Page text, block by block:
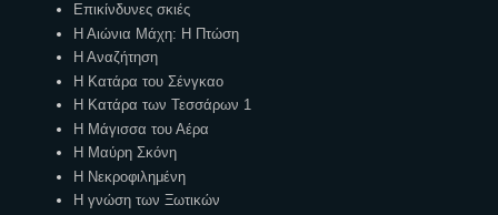
Επικίνδυνες σκιές
Η Αιώνια Μάχη: Η Πτώση
Η Αναζήτηση
Η Κατάρα του Σένγκαο
Η Κατάρα των Τεσσάρων 1
Η Μάγισσα του Αέρα
Η Μαύρη Σκόνη
Η Νεκροφιλημένη
Η γνώση των Ξωτικών